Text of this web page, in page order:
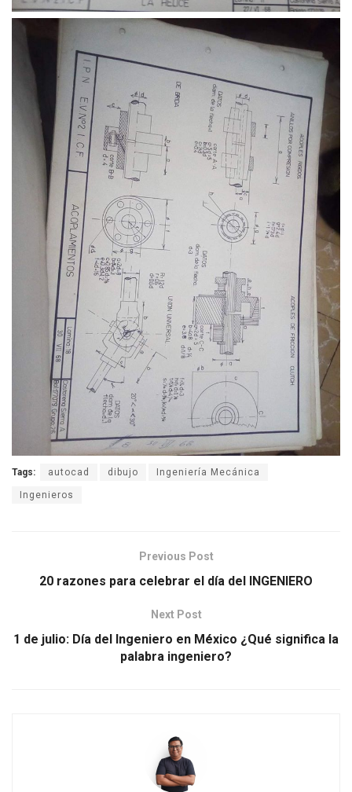
Tags: autocad dibujo Ingeniería Mecánica
Ingenieros
Previous Post
20 razones para celebrar el día del INGENIERO
Next Post
1 de julio: Día del Ingeniero en México ¿Qué significa la
palabra ingeniero?